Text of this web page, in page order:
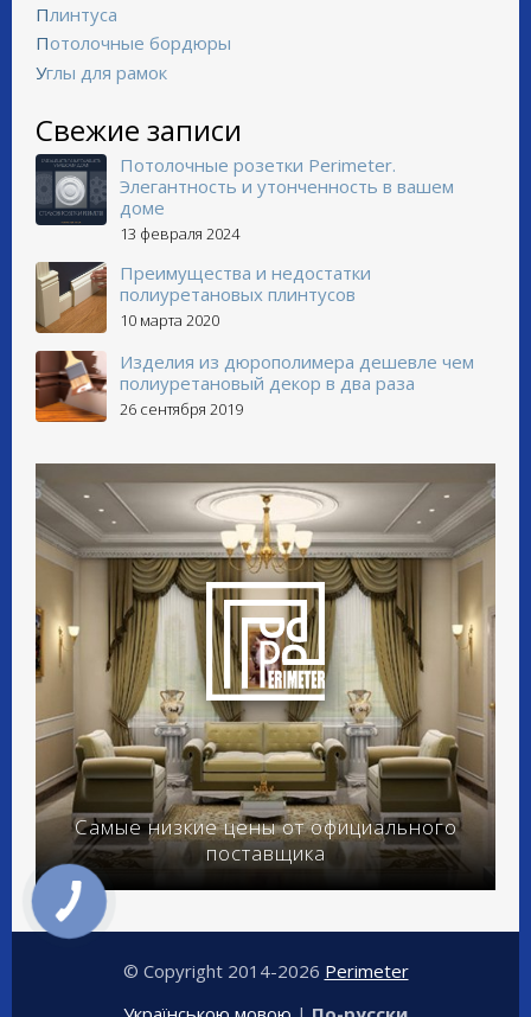
Плинтуса
Потолочные бордюры
Углы для рамок
Свежие записи
Потолочные розетки Perimeter.
Элегантность и утонченность в вашем
доме
13 февраля 2024
Преимущества и недостатки
полиуретановых плинтусов
10 марта 2020
Изделия из дюрополимера дешевле чем
полиуретановый декор в два раза
26 сентября 2019
Самые низкие цены от официального
поставщика
© Copyright 2014-2026 Perimeter